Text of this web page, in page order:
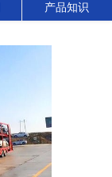
产品知识